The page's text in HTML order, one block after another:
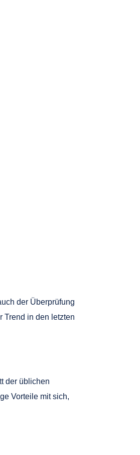
der Überprüfung
Trend in den letzten
der üblichen
Vorteile mit sich,